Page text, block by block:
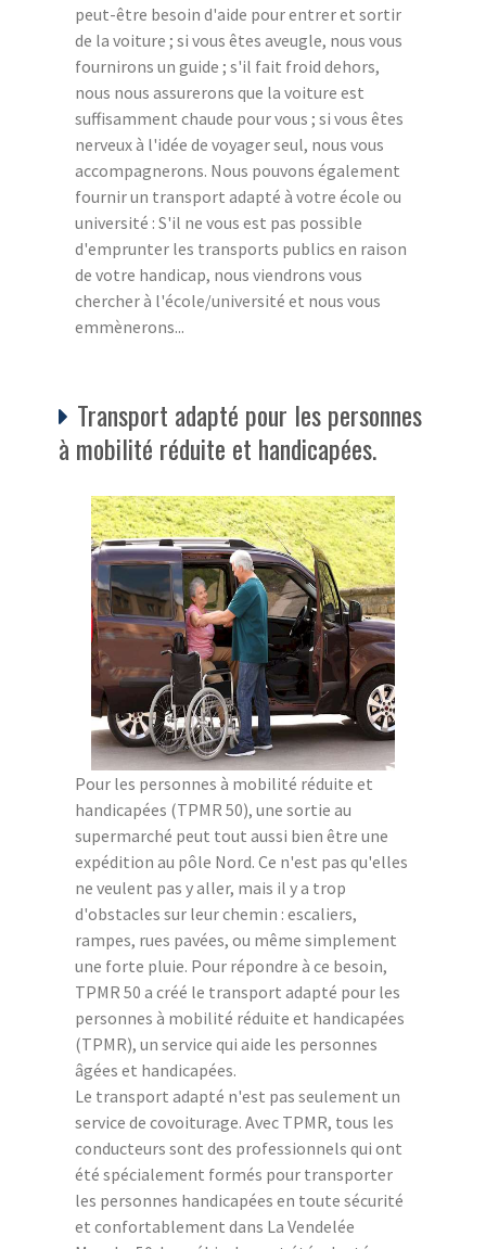
peut-être besoin d'aide pour entrer et sortir
de la voiture ; si vous êtes aveugle, nous vous
fournirons un guide ; s'il fait froid dehors,
nous nous assurerons que la voiture est
suffisamment chaude pour vous ; si vous êtes
nerveux à l'idée de voyager seul, nous vous
accompagnerons. Nous pouvons également
fournir un transport adapté à votre école ou
université : S'il ne vous est pas possible
d'emprunter les transports publics en raison
de votre handicap, nous viendrons vous
chercher à l'école/université et nous vous
emmènerons...
Transport adapté pour les personnes
à mobilité réduite et handicapées.
Pour les personnes à mobilité réduite et
handicapées (TPMR 50), une sortie au
supermarché peut tout aussi bien être une
expédition au pôle Nord. Ce n'est pas qu'elles
ne veulent pas y aller, mais il y a trop
d'obstacles sur leur chemin : escaliers,
rampes, rues pavées, ou même simplement
une forte pluie. Pour répondre à ce besoin,
TPMR 50 a créé le transport adapté pour les
personnes à mobilité réduite et handicapées
(TPMR), un service qui aide les personnes
âgées et handicapées.
Le transport adapté n'est pas seulement un
service de covoiturage. Avec TPMR, tous les
conducteurs sont des professionnels qui ont
été spécialement formés pour transporter
les personnes handicapées en toute sécurité
et confortablement dans La Vendelée